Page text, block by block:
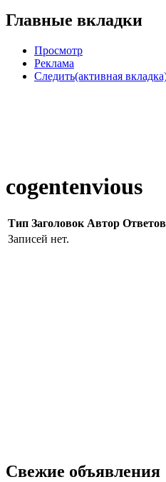
Главные вкладки
Просмотр
Реклама
Следить(активная
cogentenvious
Тип Заголовок Автор Ответов
Записей нет.
Свежие объявления